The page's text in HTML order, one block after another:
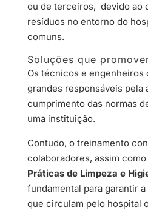
ou de terceiros, devido ao
resíduos no entorno do
comuns.
Soluções que
Os técnicos e engenheiros
grandes responsáveis pela
cumprimento das normas
uma instituição.
Contudo, o treinamento
colaboradores, assim como
Práticas de Limpeza e
fundamental para garantir
que circulam pelo hospital